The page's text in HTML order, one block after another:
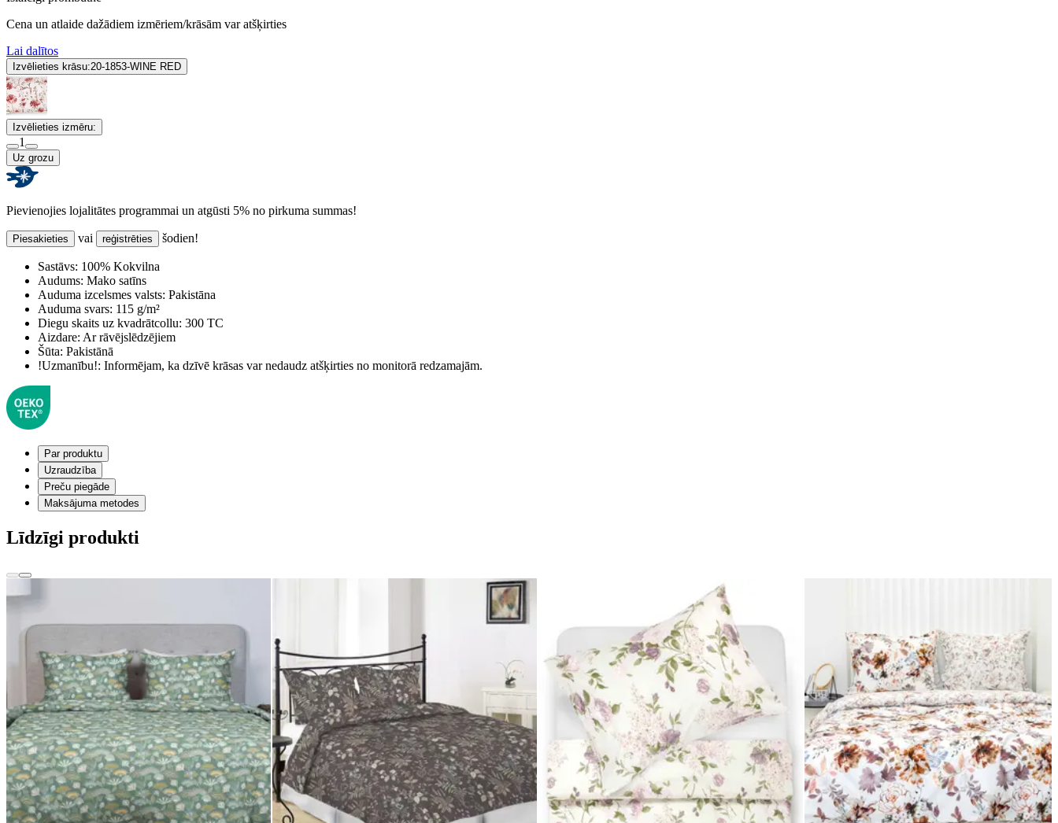
Cena un atlaide dažādiem izmēriem/krāsām var atšķirties
Lai dalītos
Izvēlieties krāsu:20-1853-WINE RED
Izvēlieties izmēru:
1
Uz grozu
Pievienojies lojalitātes programmai un atgūsti 5% no pirkuma summas!
Piesakieties vai reģistrēties šodien!
Sastāvs: 100% Kokvilna
Audums: Mako satīns
Auduma izcelsmes valsts: Pakistāna
Auduma svars: 115 g/m²
Diegu skaits uz kvadrātcollu: 300 TC
Aizdare: Ar rāvējslēdzējiem
Šūta: Pakistānā
!Uzmanību!: Informējam, ka dzīvē krāsas var nedaudz atšķirties no monitorā redzamajām.
Par produktu
Uzraudzība
Preču piegāde
Maksājuma metodes
Līdzīgi produkti